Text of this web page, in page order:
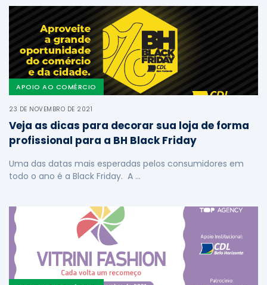
APOIO AO COMÉRCIO
23 DE NOVEMBRO DE 2021
Veja as dicas para decorar sua loja de forma
profissional para a BH Black Friday
Uma das datas mais esperadas pelos consumidores em
todo o ano é a Black Friday. A …